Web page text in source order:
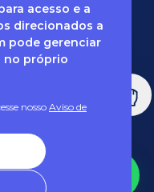
acesso e a
direcionados a
pode gerenciar
no próprio
nosso Aviso de
e LGPD, entre em
via e-mail: